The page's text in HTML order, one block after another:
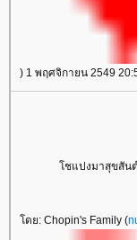
) 1 พฤศจิกายน 2549
โชแปงมาสุขสัน
โดย: Chopin's Family (